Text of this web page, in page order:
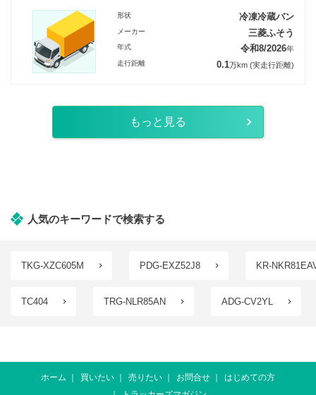
形状 冷凍冷蔵バン
メーカー 三菱ふそう
年式 令和8/2026年
走行距離 0.1万km (実走行距離)
もっと見る
人気のキーワードで検索する
TKG-XZC605M PDG-EXZ52J8 KR-
TC404 TRG-NLR85AN ADG-CV2YL
ホーム 買いたい 売りたい お問合せ
はじめての方